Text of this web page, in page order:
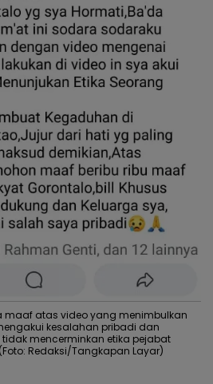
maaf atas video yang menimbulkan
kesalahan pribadi dan
mencerminkan etika pejabat
Redaksi/Tangkapan Layar)